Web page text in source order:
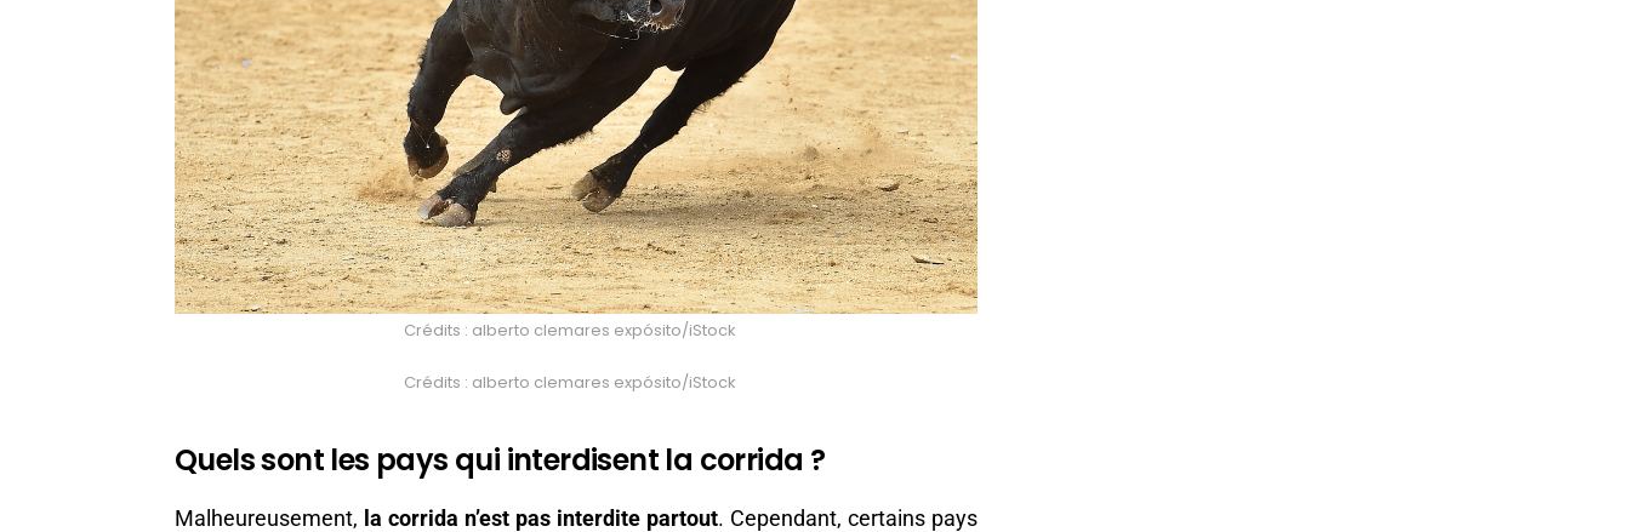
Crédits : alberto clemares expósito/iStock
Crédits : alberto clemares expósito/iStock
Quels sont les pays qui interdisent la corrida ?
Malheureusement, la corrida n’est pas interdite partout. Cependant, certains pays